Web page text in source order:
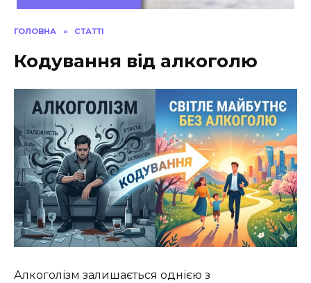
ГОЛОВНА » СТАТТІ
Кодування від алкоголю
Алкоголізм залишається однією з